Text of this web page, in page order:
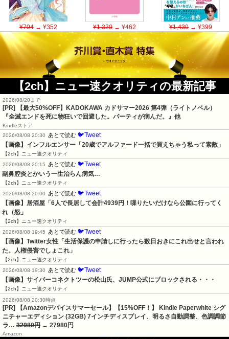
¥704→ ¥352 ¥1,320→ ¥462 ¥1,430→ ¥399
【2ch】ニュー速クオリティの最新記事
2026/08/20まで
[PR]
【最大50%OFF】KADOKAWA カドサマー2026 第4弾（ライトノベル）
『全滅エンドを死に物狂いで回避した。パーティが病んだ。』他
Kindleストア
2026/08/08 20:30
あとで読む 🐦Tweet
【画像】インフルエンサー「20歳でアルファード一括で買えちゃう私って素敵」
【2ch】ニュー速クオリティ
2026/08/08 20:15
あとで読む 🐦Tweet
副鼻腔炎とかいう一生治らん病気…
【2ch】ニュー速クオリティ
2026/08/08 20:00
あとで読む 🐦Tweet
【画像】居酒屋「6人で長居して会計4939円！喋りたいだけなら公園に行ってく
れ（怒」
【2ch】ニュー速クオリティ
2026/08/08 19:45
あとで読む 🐦Tweet
【画像】Twitter女性「生活保護の申請しに行ったら数日おきにこれ出せと言われ
た。人権侵害でしょこれ」
【2ch】ニュー速クオリティ
2026/08/08 19:30
あとで読む 🐦Tweet
【画像】サイバーコネクトツーの松山氏、JUMP公式にブロックされる・・・
【2ch】ニュー速クオリティ
2026/08/08 20:30時点
[PR] 【Amazonデバイスサマーセール】【15%OFF！】 Kindle Paperwhite シグ
ニチャーエディション (32GB) 7インチディスプレイ、明るさ自動調整、色調調節
ラ… 32980円 → 27980円
Amazon